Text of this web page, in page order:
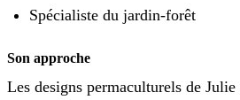
Spécialiste du jardin-forêt
Son approche
Les designs permaculturels de